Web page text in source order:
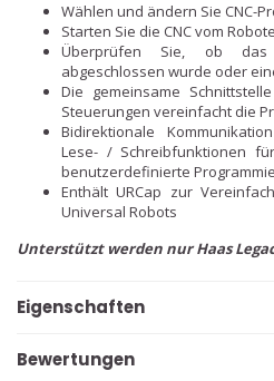
Wählen und ändern Sie CNC-
Starten Sie die CNC vom
Überprüfen Sie, ob das
abgeschlossen wurde oder
Die gemeinsame
Steuerungen vereinfacht die
Bidirektionale
Lese- / Schreibfunktionen
benutzerdefinierte
Enthält URCap zur
Universal Robots
Unterstützt werden nur Haas
Eigenschaften
Bewertungen